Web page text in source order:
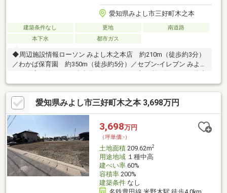
愛知県みよし市三好町木之本
建築条件なし 更地
南道路
本下水
都市ガス
◆周辺施設情報ローソン みよし木之本店 約210m（徒歩約3分）
／わかば保育園 約350m（徒歩約5分）／セブン-イレブン みよし
約12分）／イオン三好ショッピングセンター 約1100m（徒歩約
16分）当社では現在、DX推進の一環として電子契約を推奨してお
ります。手続きのスピードアップ及びコスト削減を図るため、従
来の書面契約から電子契約（デジタル締結）への切り替えをお願
いしたく存じます。詳細は担当者へお問い合わせください。
愛知県みよし市三好町木之本 3,698万円
3,698万円
（坪単価:-）
土地面積209.62m2
用途地域１種中高
建ぺい率60%
容積率200%
建築条件なし